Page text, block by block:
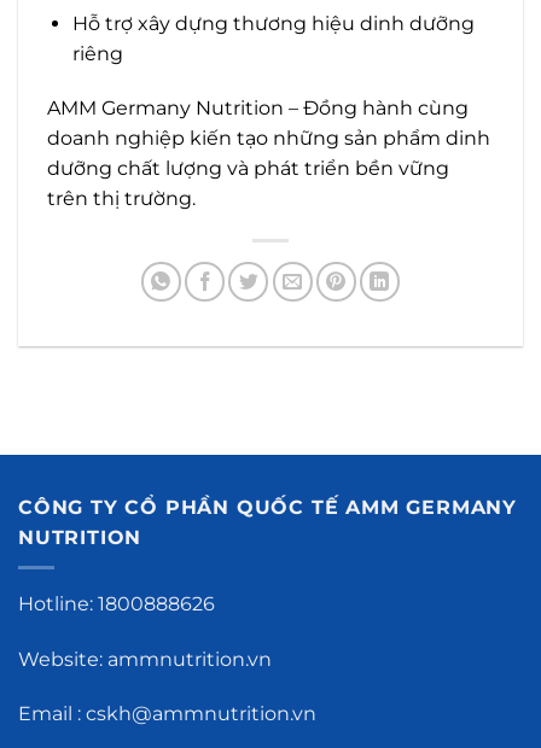
Hỗ trợ xây dựng thương hiệu dinh dưỡng
riêng
AMM Germany Nutrition – Đồng hành cùng
doanh nghiệp kiến tạo những sản phẩm dinh
dưỡng chất lượng và phát triển bền vững
trên thị trường.
CÔNG TY CỔ PHẦN QUỐC TẾ AMM GERMANY
NUTRITION
Hotline: 1800888626
Website: ammnutrition.vn
Email : cskh@ammnutrition.vn